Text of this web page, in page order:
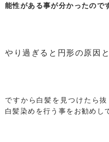
能性がある事が分かったので
やり過ぎると円形の原因
ですから白髪を見つけたら
白髪染めを行う事をお勧めし